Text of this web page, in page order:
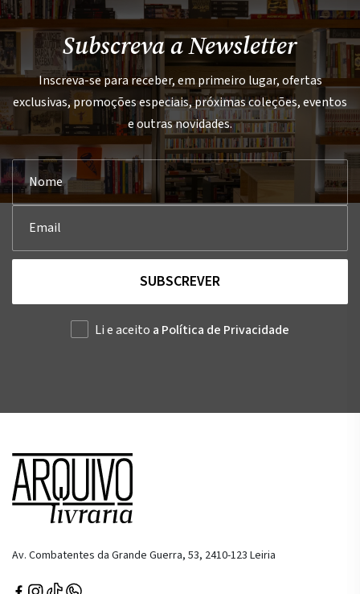
Subscreva a Newsletter
Inscreva-se para receber, em primeiro lugar, ofertas
exclusivas, promoções especiais, próximas coleções, eventos
e outras novidades.
SUBSCREVER
Li e aceito a Política de Privacidade
Av. Combatentes da Grande Guerra, 53, 2410-123 Leiria